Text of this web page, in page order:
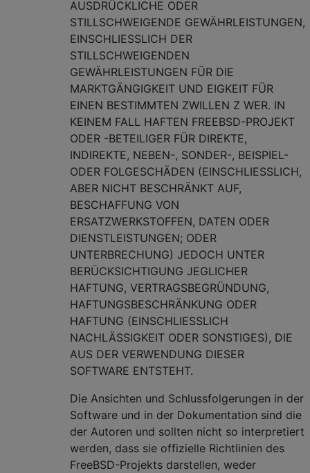
AUSDRÜCKLICHE ODER
STILLSCHWEIGENDE GEWÄHRLEISTUNGEN,
EINSCHLIESSLICH DER
STILLSCHWEIGENDEN
GEWÄHRLEISTUNGEN FÜR DIE
MARKTGÄNGIGKEIT UND EIGKEIT FÜR
EINEN BESTIMMTEN ZWILLEN Z WER. IN
KEINEM FALL HAFTEN FREEBSD-PROJEKT
ODER -BETEILIGER FÜR DIREKTE,
INDIREKTE, NEBEN-, SONDER-, BEISPIEL-
ODER FOLGESCHÄDEN (EINSCHLIESSLICH,
ABER NICHT BESCHRÄNKT AUF,
BESCHAFFUNG VON
ERSATZWERKSTOFFEN, DATEN ODER
DIENSTLEISTUNGEN; ODER
UNTERBRECHUNG) JEDOCH UNTER
BERÜCKSICHTIGUNG JEGLICHER
HAFTUNG, VERTRAGSBEGRÜNDUNG,
HAFTUNGSBESCHRÄNKUNG ODER
HAFTUNG (EINSCHLIESSLICH
NACHLÄSSIGKEIT ODER SONSTIGES), DIE
AUS DER VERWENDUNG DIESER
SOFTWARE ENTSTEHT.
Die Ansichten und Schlussfolgerungen in der
Software und in der Dokumentation sind die
der Autoren und sollten nicht so interpretiert
werden, dass sie offizielle Richtlinien des
FreeBSD-Projekts darstellen, weder